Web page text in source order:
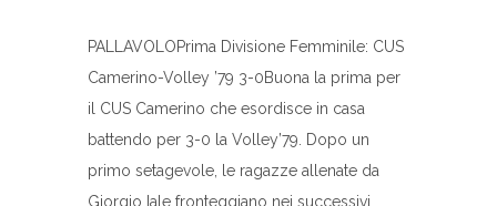
PALLAVOLOPrima Divisione Femminile: CUS
Camerino-Volley ’79 3-0Buona la prima per
il CUS Camerino che esordisce in casa
battendo per 3-0 la Volley’79. Dopo un
primo setagevole, le ragazze allenate da
Giorgio Iale fronteggiano nei successivi